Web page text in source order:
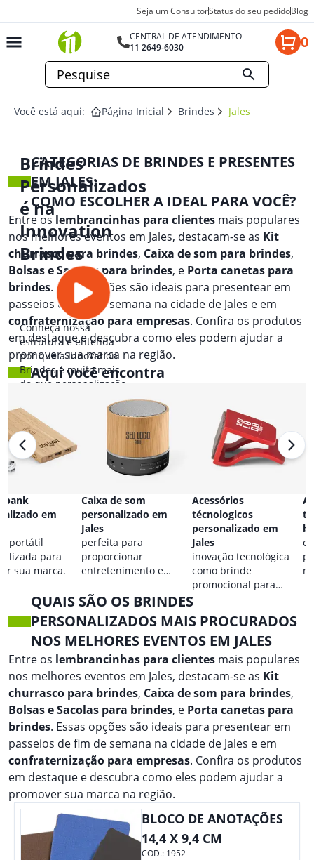
Seja um ConsultorStatus do seu pedidoBlog
CENTRAL DE ATENDIMENTO
11 2649-6030
0
Você está aqui: Página Inicial Brindes Jales
Brindes
Personalizados
é na
Innovation
Brindes
Conheça nossa
estrutura e entenda
por que a Innovation
Brindes é muito mais
do que personalização.
CATEGORIAS DE BRINDES E PRESENTES
EM JALES:
COMO ESCOLHER A IDEAL PARA VOCÊ?
Entre oslembrancinhas para clientes mais populares
nos melhores eventos em Jales, destacam-se as Kit
churrasco para brindes, Caixa de som para brindes,
Bolsas e Sacolas para brindes, e Porta canetas para
brindes. Essas opções são ideais para presentear em
passeios de fim de semana na cidade de Jales e em
confraternização para empresas. Confira os produtos
em destaque e descubra como eles podem ajudar a
promover sua marca na região.
Aqui você encontra
bank
em
portátil
para
sua marca.
Caixa de som
personalizado em
Jales
perfeita para
proporcionar
entretenimento e
qualquer ocasião.
Acessórios
técnologicos
personalizado em
Jales
inovação tecnológica
como brinde
promocional para
eventos.
QUAIS SÃO OS BRINDES
PERSONALIZADOS MAIS PROCURADOS
NOS MELHORES EVENTOS EM JALES
Entre os lembrancinhas para clientes mais populares
nos melhores eventos em Jales, destacam-se as Kit
churrasco para brindes, Caixa de som para brindes,
Bolsas e Sacolas para brindes, e Porta canetas para
brindes. Essas opções são ideais para presentear em
passeios de fim de semana na cidade de Jales e em
confraternização para empresas. Confira os produtos
em destaque e descubra como eles podem ajudar a
promover sua marca na região.
BLOCO DE ANOTAÇÕES
14,4 X 9,4 CM
COD.: 1952